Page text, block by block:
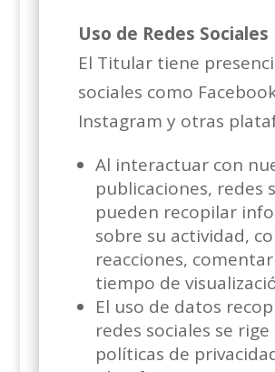
Uso de Redes Sociales
El Titular tiene
sociales como
Instagram y otras
Al interactuar con
publicaciones, redes
pueden recopilar
sobre su actividad,
reacciones,
tiempo de
El uso de datos
redes sociales se
políticas de